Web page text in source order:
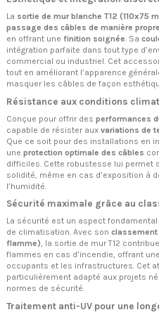
La sortie de mur blanche T12 (110x75
passage des câbles de manière
en offrant une finition soignée. Sa
intégration parfaite dans tout type
commercial ou industriel. Cet
tout en améliorant l’apparence
masquer les câbles de façon
Résistance aux conditions
Conçue pour offrir des performances
capable de résister aux variations de
Que ce soit pour des installations en
une protection optimale des câbles
difficiles. Cette robustesse lui permet
solidité, même en cas d’exposition à
l’humidité.
Sécurité maximale grâce au
La sécurité est un aspect
de climatisation. Avec son classement
flamme), la sortie de mur T12
flammes en cas d’incendie, offrant
occupants et les infrastructures. Cet
particulièrement adapté aux projets
normes de sécurité.
Traitement anti-UV pour une